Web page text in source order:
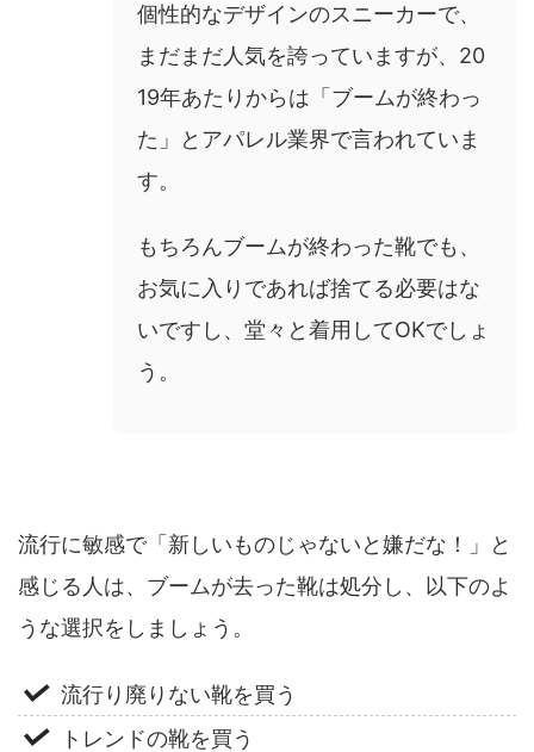
個性的なデザインのスニーカーで、
まだまだ人気を誇っていますが、20
19年あたりからは「ブームが終わっ
た」とアパレル業界で言われていま
す。
もちろんブームが終わった靴でも、
お気に入りであれば捨てる必要はな
いですし、堂々と着用してOKでしょ
う。
流行に敏感で「新しいものじゃないと嫌だな！」と
感じる人は、ブームが去った靴は処分し、以下のよ
うな選択をしましょう。
流行り廃りない靴を買う
トレンドの靴を買う